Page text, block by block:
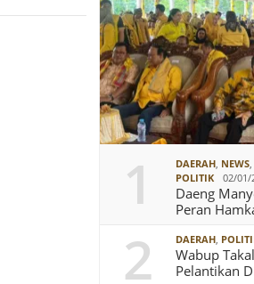
1 DAERAH, NEWS,
POLITIK
02/01/
Daeng
Peran
2 DAERAH,
Wabup
Pelantikan